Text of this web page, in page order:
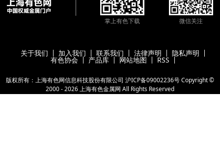
掌上有色下载 微信关注
关于我们 加入我们 联系我们 法律声明 隐私声明
有色协会 产品库 网站地图 RSS
版权所有：上海有色网信息科技股份有限公司 沪ICP备09002236号Copyright ©
2000 -2026上海有色金属网 All Rights Reserved